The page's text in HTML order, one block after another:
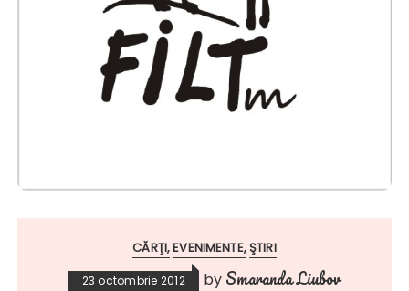
CĂRŢI EVENIMENTE ŞTIRI
23 octombrie 2012 by Smaranda Liubov